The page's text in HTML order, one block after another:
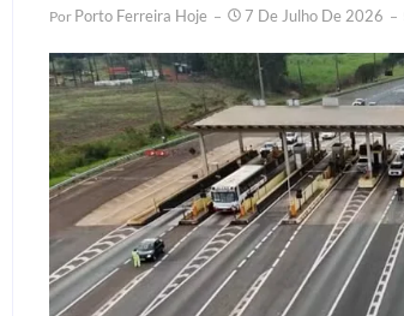
Por Porto Ferreira Hoje 7 De Julho De 2026